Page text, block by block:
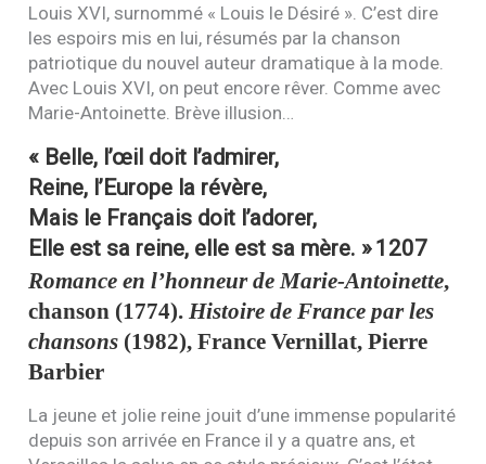
LouisXVI, surnommé « Louis le Désiré ». C’est dire
les espoirs mis en lui, résumés par la chanson
patriotique du nouvel auteur dramatique à la mode.
Avec LouisXVI, on peut encore rêver. Comme avec
Marie-Antoinette. Brève illusion…
« Belle, l’œil doit l’admirer,
Reine, l’Europe la révère,
Mais le Français doit l’adorer,
Elle est sa reine, elle est sa mère. »1207
Romance en l’honneur de Marie-Antoinette,
chanson (1774). Histoire de France par les
chansons (1982), France Vernillat, Pierre
Barbier
La jeune et jolie reine jouit d’une immense popularité
depuis son arrivée en France il y a quatre ans, et